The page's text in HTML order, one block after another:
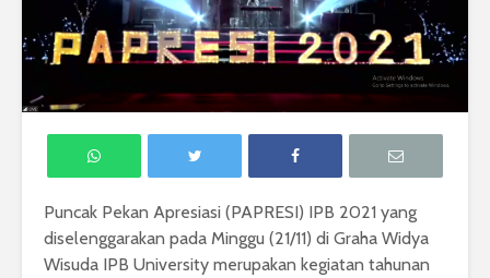
Puncak Pekan Apresiasi (PAPRESI) IPB 2021 yang
diselenggarakan pada Minggu (21/11) di Graha Widya
Wisuda IPB University merupakan kegiatan tahunan